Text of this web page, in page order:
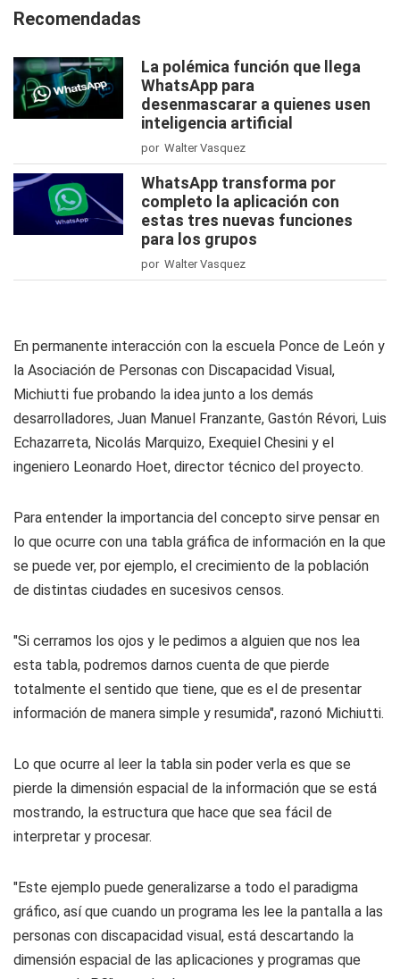
Recomendadas
La polémica función que llega
WhatsApp para
desenmascarar a quienes usen
inteligencia artificial
por Walter Vasquez
WhatsApp transforma por
completo la aplicación con
estas tres nuevas funciones
para los grupos
por Walter Vasquez
En permanente interacción con la escuela Ponce de León y
la Asociación de Personas con Discapacidad Visual,
Michiutti fue probando la idea junto a los demás
desarrolladores, Juan Manuel Franzante, Gastón Révori, Luis
Echazarreta, Nicolás Marquizo, Exequiel Chesini y el
ingeniero Leonardo Hoet, director técnico del proyecto.
Para entender la importancia del concepto sirve pensar en
lo que ocurre con una tabla gráfica de información en la que
se puede ver, por ejemplo, el crecimiento de la población
de distintas ciudades en sucesivos censos.
"Si cerramos los ojos y le pedimos a alguien que nos lea
esta tabla, podremos darnos cuenta de que pierde
totalmente el sentido que tiene, que es el de presentar
información de manera simple y resumida", razonó Michiutti.
Lo que ocurre al leer la tabla sin poder verla es que se
pierde la dimensión espacial de la información que se está
mostrando, la estructura que hace que sea fácil de
interpretar y procesar.
"Este ejemplo puede generalizarse a todo el paradigma
gráfico, así que cuando un programa les lee la pantalla a las
personas con discapacidad visual, está descartando la
dimensión espacial de las aplicaciones y programas que